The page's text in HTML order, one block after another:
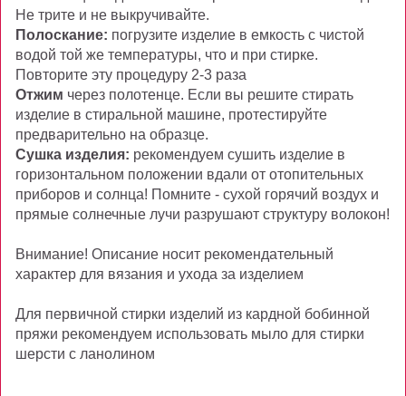
Не трите и не выкручивайте.
Полоскание: погрузите изделие в емкость с чистой
водой той же температуры, что и при стирке.
Повторите эту процедуру 2-3 раза
Отжим через полотенце. Если вы решите стирать
изделие в стиральной машине, протестируйте
предварительно на образце.
Сушка изделия: рекомендуем сушить изделие в
горизонтальном положении вдали от отопительных
приборов и солнца! Помните - сухой горячий воздух и
прямые солнечные лучи разрушают структуру волокон!
Внимание! Описание носит рекомендательный
характер для вязания и ухода за изделием
Для первичной стирки изделий из кардной бобинной
пряжи рекомендуем использовать мыло для стирки
шерсти с ланолином